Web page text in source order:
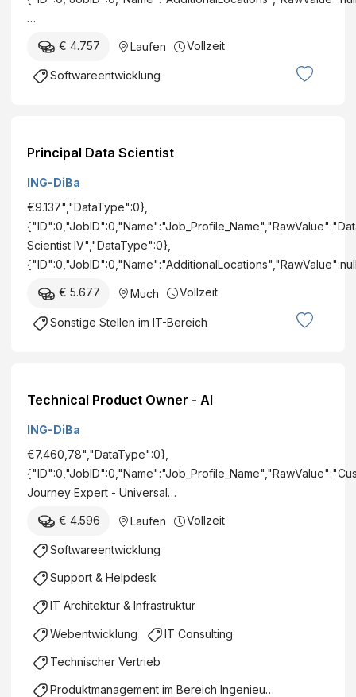
…
€ 4.757 Laufen Vollzeit
Softwareentwicklung
Principal Data Scientist
ING-DiBa
€9.137","DataType":0},
Scientist IV","DataType":0},
€ 5.677 Much Vollzeit
Sonstige Stellen im IT-Bereich
Technical Product Owner - AI
ING-DiBa
€7.460,78","DataType":0},
Journey Expert - Universal…
€ 4.596 Laufen Vollzeit
Softwareentwicklung
Support & Helpdesk
IT Architektur & Infrastruktur
Webentwicklung IT Consulting
Technischer Vertrieb
Produktmanagement im Bereich Ingenieurswesen